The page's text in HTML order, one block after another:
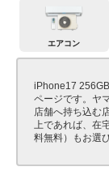
エアコン
iPhone17
ページです。ヤ
店舗へ持ち込む
上であれば、在
料無料）もお選